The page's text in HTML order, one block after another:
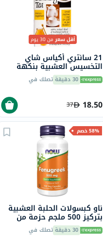
أقل سعرمن 30 يوم
21 سانتري أكياس شاي
التخسيس العشبية بنكهة
العسل والليمون حزمة من 24
30 دقيقة تصلك في
18.50
37
58% خصم
ناو كبسولات الحلبة العشبية
بتركيز 500 ملجم حزمة من
100 30 دقيقة تصلك في